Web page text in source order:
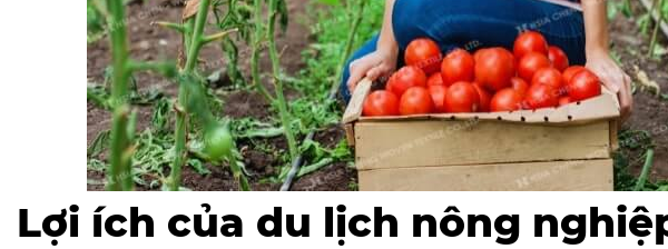
Lợi ích của du lịch nông